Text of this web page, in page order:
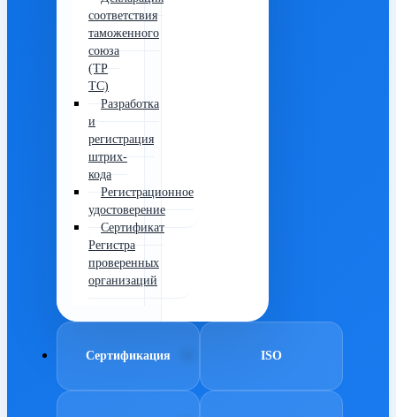
соответствия
таможенного
союза
(ТР
ТС)
Разработка
и
регистрация
штрих-
кода
Регистрационное
удостоверение
Сертификат
Регистра
проверенных
организаций
Сертификация ISO